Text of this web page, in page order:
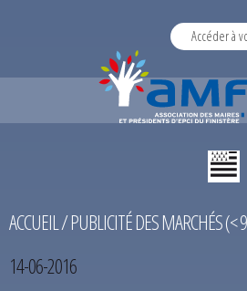
Accéder à
ACCUEIL/PUBLICITÉ DES MARCHÉS (<
14-06-2016